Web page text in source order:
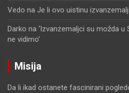
Vedo na Je li ovo uistinu
Darko na ‘Izvanzemaljci su možda u
ne vidimo’
Misija
Da li ikad ostanete fascinirani